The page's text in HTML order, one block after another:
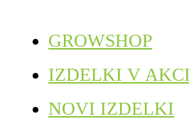
GROWSHOP
IZDELKI V
NOVI IZDELKI